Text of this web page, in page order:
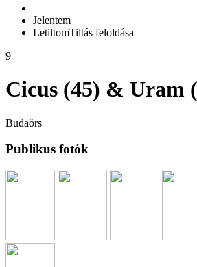
Jelentem
LetiltomTiltás feloldása
9
Cicus (45) & Uram
Budaörs
Publikus fotók